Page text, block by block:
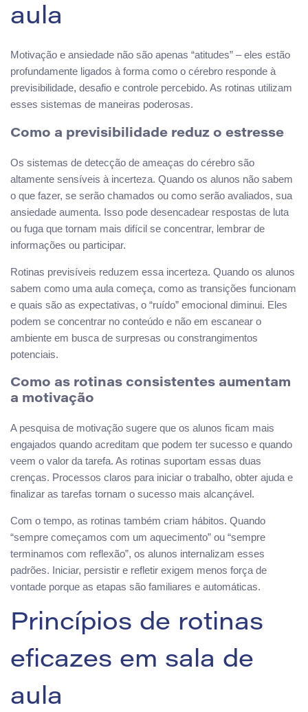
aula
Motivação e ansiedade não são apenas “atitudes” – eles estão
profundamente ligados à forma como o cérebro responde à
previsibilidade, desafio e controle percebido. As rotinas utilizam
esses sistemas de maneiras poderosas.
Como a previsibilidade reduz o estresse
Os sistemas de detecção de ameaças do cérebro são
altamente sensíveis à incerteza. Quando os alunos não sabem
o que fazer, se serão chamados ou como serão avaliados, sua
ansiedade aumenta. Isso pode desencadear respostas de luta
ou fuga que tornam mais difícil se concentrar, lembrar de
informações ou participar.
Rotinas previsíveis reduzem essa incerteza. Quando os alunos
sabem como uma aula começa, como as transições funcionam
e quais são as expectativas, o “ruído” emocional diminui. Eles
podem se concentrar no conteúdo e não em escanear o
ambiente em busca de surpresas ou constrangimentos
potenciais.
Como as rotinas consistentes aumentam
a motivação
A pesquisa de motivação sugere que os alunos ficam mais
engajados quando acreditam que podem ter sucesso e quando
veem o valor da tarefa. As rotinas suportam essas duas
crenças. Processos claros para iniciar o trabalho, obter ajuda e
finalizar as tarefas tornam o sucesso mais alcançável.
Com o tempo, as rotinas também criam hábitos. Quando
“sempre começamos com um aquecimento” ou “sempre
terminamos com reflexão”, os alunos internalizam esses
padrões. Iniciar, persistir e refletir exigem menos força de
vontade porque as etapas são familiares e automáticas.
Princípios de rotinas
eficazes em sala de
aula